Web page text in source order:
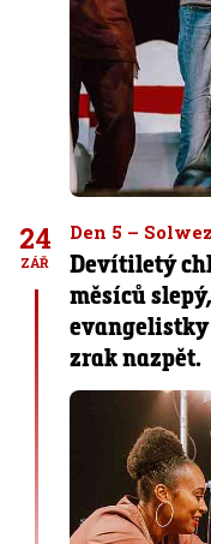
24
ZÁŘ
Den 5 –
Devítiletý
měsíců
zrak nazpět.